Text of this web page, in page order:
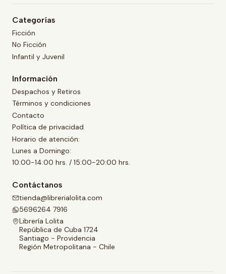
Categorías
Ficción
No Ficción
Infantil y Juvenil
Información
Despachos y Retiros
Términos y condiciones
Contacto
Política de privacidad
Horario de atención:
Lunes a Domingo:
10:00-14:00 hrs. / 15:00-20:00 hrs.
Contáctanos
tienda@librerialolita.com
5696264 7916
Librería Lolita
República de Cuba 1724
Santiago - Providencia
Región Metropolitana - Chile